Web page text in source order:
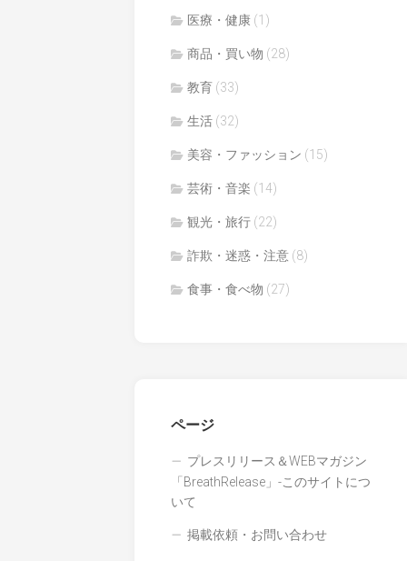
医療・健康 (1)
商品・買い物 (28)
教育 (33)
生活 (32)
美容・ファッション (15)
芸術・音楽 (14)
観光・旅行 (22)
詐欺・迷惑・注意 (8)
食事・食べ物 (27)
ページ
プレスリリース＆WEBマガジン
「BreathRelease」-このサイトにつ
いて
掲載依頼・お問い合わせ